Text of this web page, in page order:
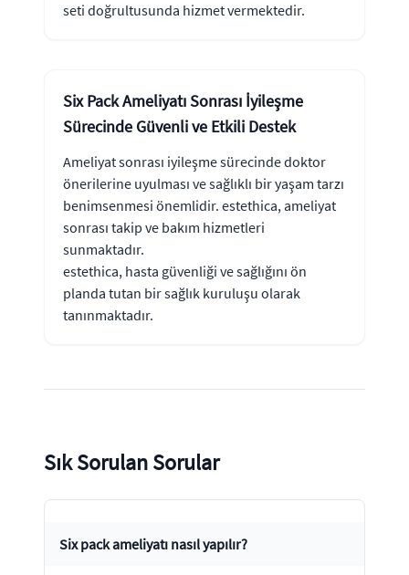
seti doğrultusunda hizmet vermektedir.
Six Pack Ameliyatı Sonrası İyileşme
Sürecinde Güvenli ve Etkili Destek
Ameliyat sonrası iyileşme sürecinde doktor
önerilerine uyulması ve sağlıklı bir yaşam tarzı
benimsenmesi önemlidir. estethica, ameliyat
sonrası takip ve bakım hizmetleri
sunmaktadır.
estethica, hasta güvenliği ve sağlığını ön
planda tutan bir sağlık kuruluşu olarak
tanınmaktadır.
Sık Sorulan Sorular
Six pack ameliyatı nasıl yapılır?